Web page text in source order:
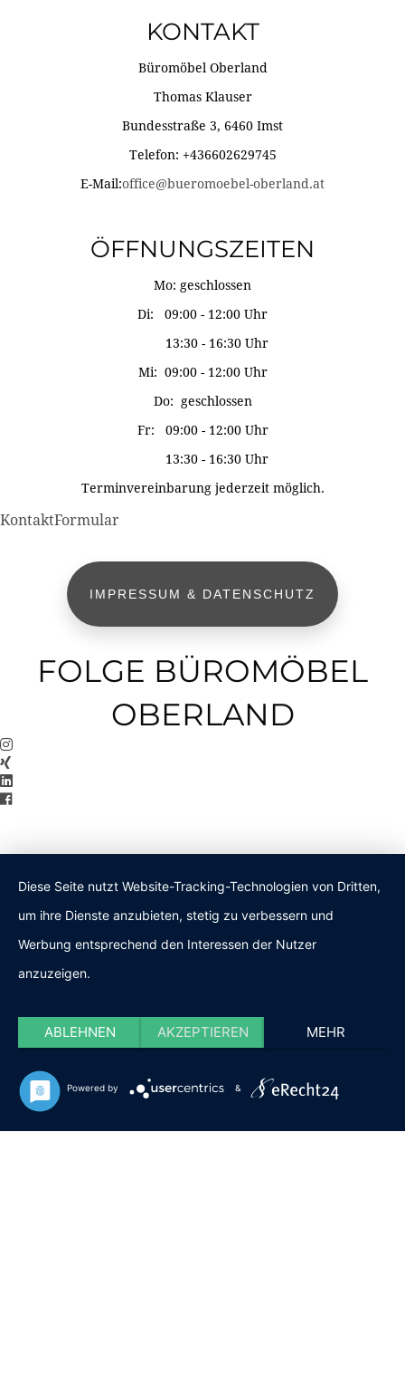
KONTAKT
Büromöbel Oberland
Thomas Klauser
Bundesstraße 3, 6460 Imst
Telefon: +436602629745
E-Mail:office@bueromoebel-oberland.at
ÖFFNUNGSZEITEN
Mo: geschlossen
Di: 09:00 - 12:00 Uhr
13:30 - 16:30 Uhr
Mi: 09:00 - 12:00 Uhr
Do: geschlossen
Fr: 09:00 - 12:00 Uhr
13:30 - 16:30 Uhr
Terminvereinbarung jederzeit möglich.
KontaktFormular
IMPRESSUM & DATENSCHUTZ
FOLGE BÜROMÖBEL
OBERLAND
Diese Seite nutzt Website-Tracking-Technologien von Dritten,
um ihre Dienste anzubieten, stetig zu verbessern und
Werbung entsprechend den Interessen der Nutzer
anzuzeigen.
ABLEHNEN AKZEPTIEREN MEHR
Powered by &